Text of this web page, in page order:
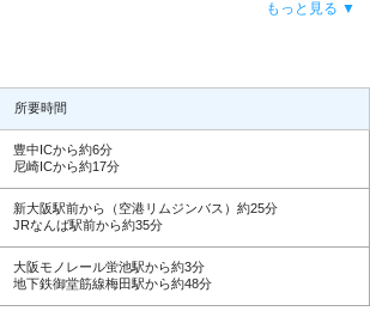
ゆえんは、空に向かって一直線に積まれた高石垣で
擬天守が築かれ、天守閣に映し出すプロジェクション
もっと見る ▼
所要時間
豊中ICから約6分
尼崎ICから約17分
新大阪駅前から（空港リムジンバス）約25分
JRなんば駅前から約35分
大阪モノレール蛍池駅から約3分
地下鉄御堂筋線梅田駅から約48分